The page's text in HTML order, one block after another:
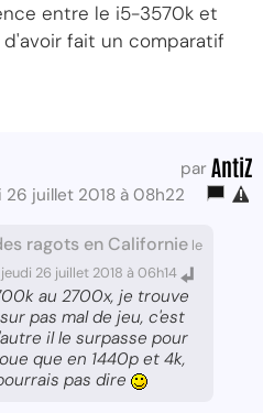
entre le i5-3570k et
fait un comparatif
par AntiZ
26 juillet 2018 à 08h22
ragots en Californie le
jeudi 26 juillet 2018 à 06h14
au 2700x, je trouve
pas mal de jeu, c'est
il le surpasse pour
que en 1440p et 4k,
pas dire